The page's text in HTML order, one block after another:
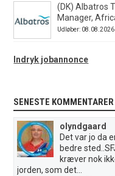
(DK) Albatros
Manager,
Udløber: 08.08.2026
Indryk jobannonce
SENESTE KOMMENTARER
olyndgaard
Det var jo da
bedre
kræver nok
jorden, som det...